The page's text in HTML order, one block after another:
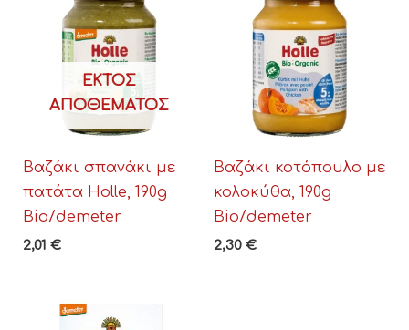
ΕΚΤΌΣ
ΑΠΟΘΈΜΑΤΟΣ
Βαζάκι σπανάκι με
πατάτα Holle, 190g
Bio/demeter
2,01€
Βαζάκι κοτόπουλο με
κολοκύθα, 190g
Bio/demeter
2,30 €